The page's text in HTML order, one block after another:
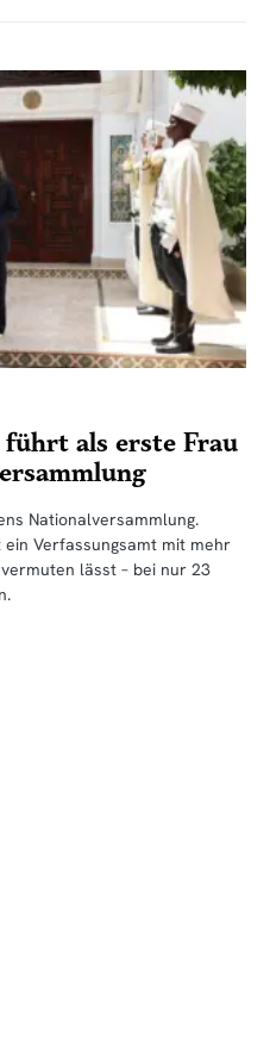
als erste Frau
Nationalversammlung.
Verfassungsamt mit mehr
lässt – bei nur 23